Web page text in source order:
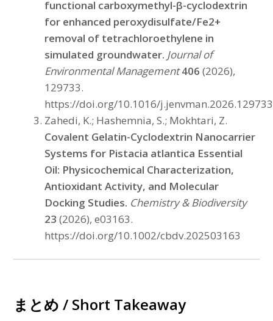
functional carboxymethyl-β-cyclodextrin
for enhanced peroxydisulfate/Fe2+
removal of tetrachloroethylene in
simulated groundwater. Journal of
Environmental Management 406 (2026),
129733.
https://doi.org/10.1016/j.jenvman.2026.129733
Zahedi, K.; Hashemnia, S.; Mokhtari, Z.
Covalent Gelatin-Cyclodextrin Nanocarrier
Systems for Pistacia atlantica Essential
Oil: Physicochemical Characterization,
Antioxidant Activity, and Molecular
Docking Studies. Chemistry & Biodiversity
23 (2026), e03163.
https://doi.org/10.1002/cbdv.202503163
まとめ / Short Takeaway